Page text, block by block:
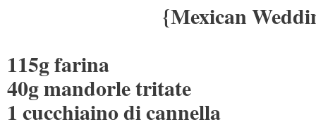
{Mexican
115g farina
40g mandorle tritate
1 cucchiaino di cannella